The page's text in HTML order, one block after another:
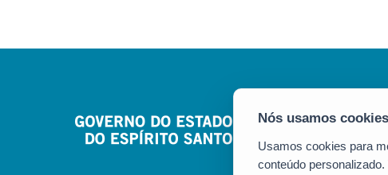
Usamos cookies para
conteúdo